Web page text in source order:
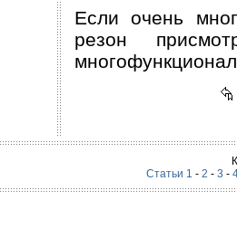
Если очень
резон
Статьи 1 - 2 - 3 -